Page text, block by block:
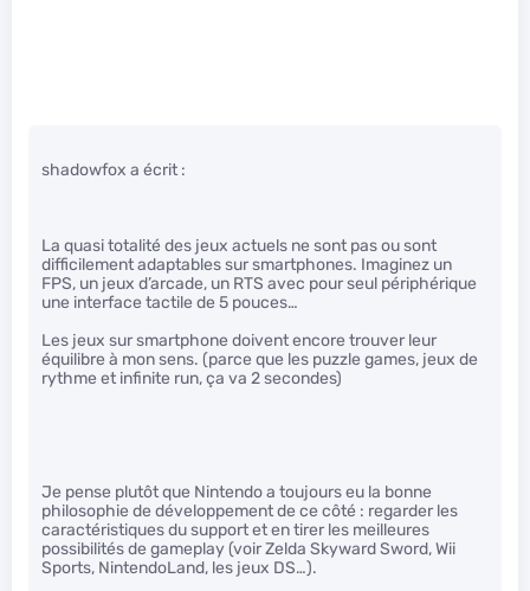
shadowfox a écrit :
La quasi totalité des jeux actuels ne sont pas ou sont
difficilement adaptables sur smartphones. Imaginez un
FPS, un jeux d’arcade, un RTS avec pour seul périphérique
une interface tactile de 5 pouces…
Les jeux sur smartphone doivent encore trouver leur
équilibre à mon sens. (parce que les puzzle games, jeux de
rythme et infinite run, ça va 2 secondes)
Je pense plutôt que Nintendo a toujours eu la bonne
philosophie de développement de ce côté : regarder les
caractéristiques du support et en tirer les meilleures
possibilités de gameplay (voir Zelda Skyward Sword, Wii
Sports, NintendoLand, les jeux DS…).